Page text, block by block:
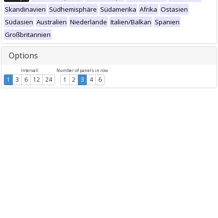
Skandinavien Südhemisphäre Südamerika Afrika Ostasien
Südasien Australien Niederlande Italien/Balkan Spanien
Großbritannien
Options
Intervall
1 3 6 12 24
Number of panels in row
1 2 3 4 6